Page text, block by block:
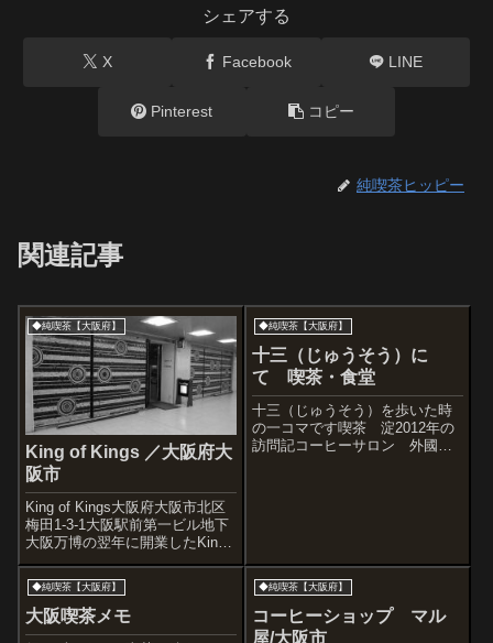
シェアする
X Facebook LINE
Pinterest コピー
純喫茶ヒッピー
関連記事
◆純喫茶【大阪府】
King of Kings ／大阪府大
阪市
King of Kings大阪府大阪市北区
梅田1-3-1大阪駅前第一ビル地下
大阪万博の翌年に開業したKing
of Kings。 まずはモノクロで撮
影。カラー写真。相変わらずこ
こだけの世界。King of Kingsは
日本を代表するラウンジ...
◆純喫茶【大阪府】
十三（じゅうそう）に
て 喫茶・食堂
十三（じゅうそう）を歩いた時
の一コマです喫茶 淀2012年の
訪問記コーヒーサロン 外國船
◆純喫茶【大阪府】
大阪喫茶メモ
◆純喫茶【大阪府】
コーヒーショップ マル
屋/大阪市